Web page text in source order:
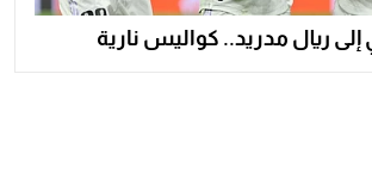
ريال مدريد.. كواليس نارية